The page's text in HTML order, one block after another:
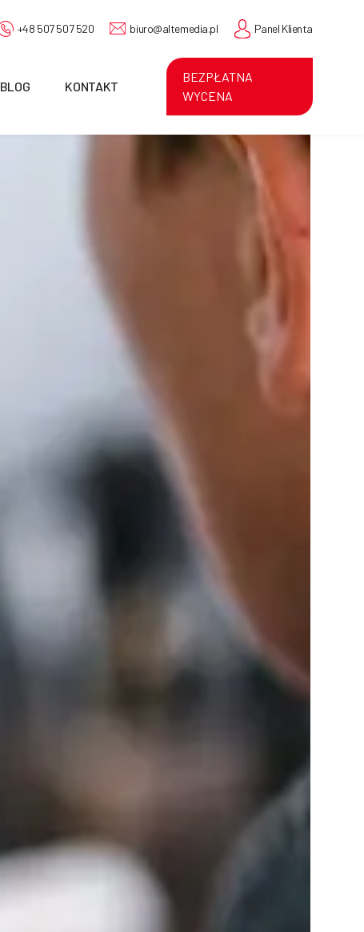
+48 507 507 520 biuro@altemedia.pl Panel Klienta
BLOG KONTAKT
BEZPŁATNA
WYCENA